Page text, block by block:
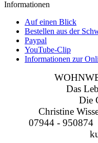
Informationen
Auf einen Blick
Bestellen aus der
Paypal
YouTube-Clip
Informationen zur
Das
Die
Christine
07944 -